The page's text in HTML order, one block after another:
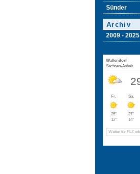
Sünder
Archiv
2009 - 2025